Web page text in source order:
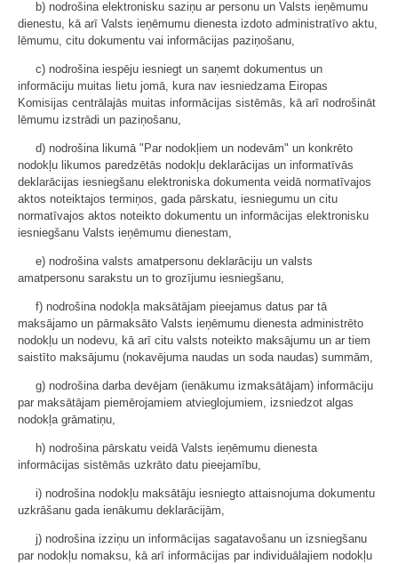
b) nodrošina elektronisku saziņu ar personu un Valsts ieņēmumu
dienestu, kā arī Valsts ieņēmumu dienesta izdoto administratīvo aktu,
lēmumu, citu dokumentu vai informācijas paziņošanu,
c) nodrošina iespēju iesniegt un saņemt dokumentus un
informāciju muitas lietu jomā, kura nav iesniedzama Eiropas
Komisijas centrālajās muitas informācijas sistēmās, kā arī nodrošināt
lēmumu izstrādi un paziņošanu,
d) nodrošina likumā "Par nodokļiem un nodevām" un konkrēto
nodokļu likumos paredzētās nodokļu deklarācijas un informatīvās
deklarācijas iesniegšanu elektroniska dokumenta veidā normatīvajos
aktos noteiktajos termiņos, gada pārskatu, iesniegumu un citu
normatīvajos aktos noteikto dokumentu un informācijas elektronisku
iesniegšanu Valsts ieņēmumu dienestam,
e) nodrošina valsts amatpersonu deklarāciju un valsts
amatpersonu sarakstu un to grozījumu iesniegšanu,
f) nodrošina nodokļa maksātājam pieejamus datus par tā
maksājamo un pārmaksāto Valsts ieņēmumu dienesta administrēto
nodokļu un nodevu, kā arī citu valsts noteikto maksājumu un ar tiem
saistīto maksājumu (nokavējuma naudas un soda naudas) summām,
g) nodrošina darba devējam (ienākumu izmaksātājam) informāciju
par maksātājam piemērojamiem atvieglojumiem, izsniedzot algas
nodokļa grāmatiņu,
h) nodrošina pārskatu veidā Valsts ieņēmumu dienesta
informācijas sistēmās uzkrāto datu pieejamību,
i) nodrošina nodokļu maksātāju iesniegto attaisnojuma dokumentu
uzkrāšanu gada ienākumu deklarācijām,
j) nodrošina izziņu un informācijas sagatavošanu un izsniegšanu
par nodokļu nomaksu, kā arī informācijas par individuālajiem nodokļu